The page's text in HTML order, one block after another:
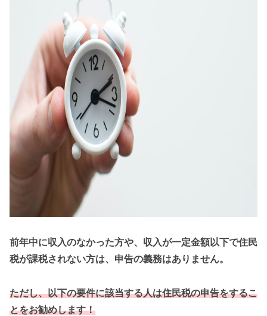
前年中に収入のなかった方や、収入が一定金額以下で住民
税が課税されない方は、申告の義務はありません。
ただし、以下の要件に該当する人は住民税の申告をするこ
とをお勧めします！